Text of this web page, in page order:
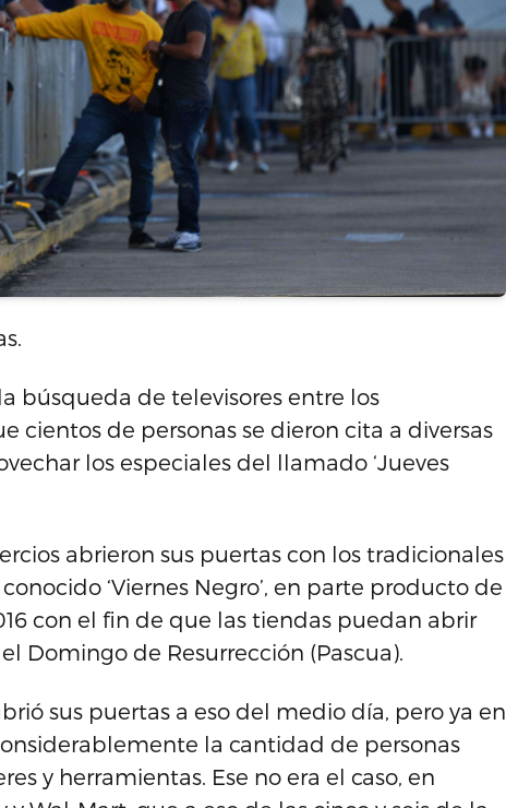
búsqueda de televisores entre los
cientos de personas se dieron cita a diversas
los especiales del llamado ‘Jueves
abrieron sus puertas con los tradicionales
‘Viernes Negro’, en parte producto de
con el fin de que las tiendas puedan abrir
Domingo de Resurrección (Pascua).
sus puertas a eso del medio día, pero ya en
la cantidad de personas
y herramientas. Ese no era el caso, en